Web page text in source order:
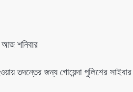
আজ শনিবার
তদন্তের জন্য গোয়েন্দা পুলিশের সাইবার